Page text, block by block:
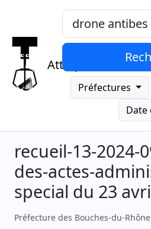
Attrap
Mots-clés,
Préfectures
Date
recueil-13-2024-
des-actes-
special du 23
Préfecture des Bouches-du-